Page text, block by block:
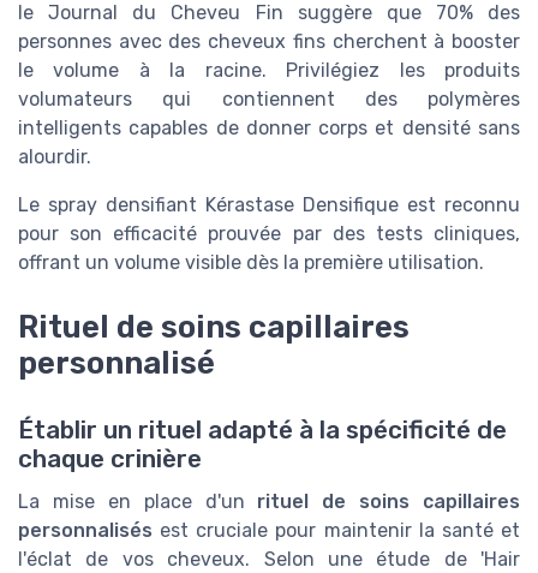
le Journal du Cheveu Fin suggère que 70% des
personnes avec des cheveux fins cherchent à booster
le volume à la racine. Privilégiez les produits
volumateurs qui contiennent des polymères
intelligents capables de donner corps et densité sans
alourdir.
Le spray densifiant Kérastase Densifique est reconnu
pour son efficacité prouvée par des tests cliniques,
offrant un volume visible dès la première utilisation.
Rituel de soins capillaires
personnalisé
Établir un rituel adapté à la spécificité de
chaque crinière
La mise en place d'un rituel de soins capillaires
personnalisés est cruciale pour maintenir la santé et
l'éclat de vos cheveux. Selon une étude de 'Hair